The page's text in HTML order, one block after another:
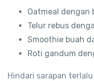
Oatmeal dengan
Telur rebus
Smoothie buah
Roti gandum
Hindari sarapan